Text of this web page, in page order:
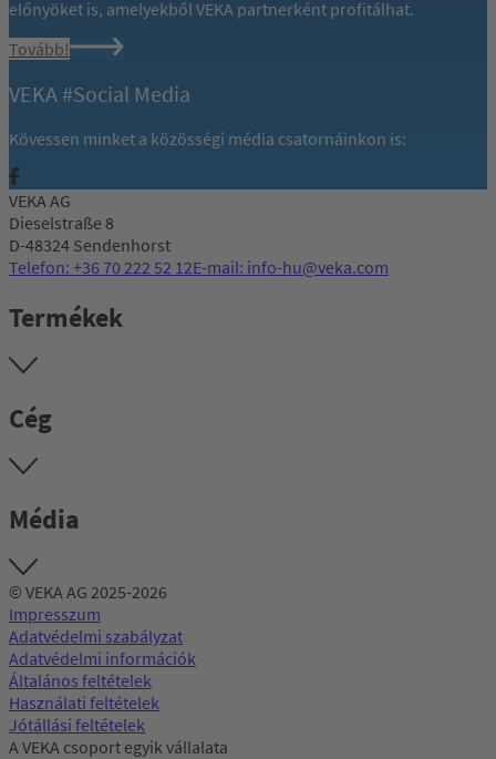
előnyöket is, amelyekből VEKA partnerként profitálhat.
Tovább!
VEKA #Social Media
Kövessen minket a közösségi média csatornáinkon is:
VEKA AG
Dieselstraße 8
D-48324 Sendenhorst
Telefon: +36 70 222 52 12E-mail: info-hu@veka.com
Termékek
Cég
Média
© VEKA AG 2025-2026
Impresszum
Adatvédelmi szabályzat
Adatvédelmi információk
Általános feltételek
Használati feltételek
Jótállási feltételek
A VEKA csoport egyik vállalata